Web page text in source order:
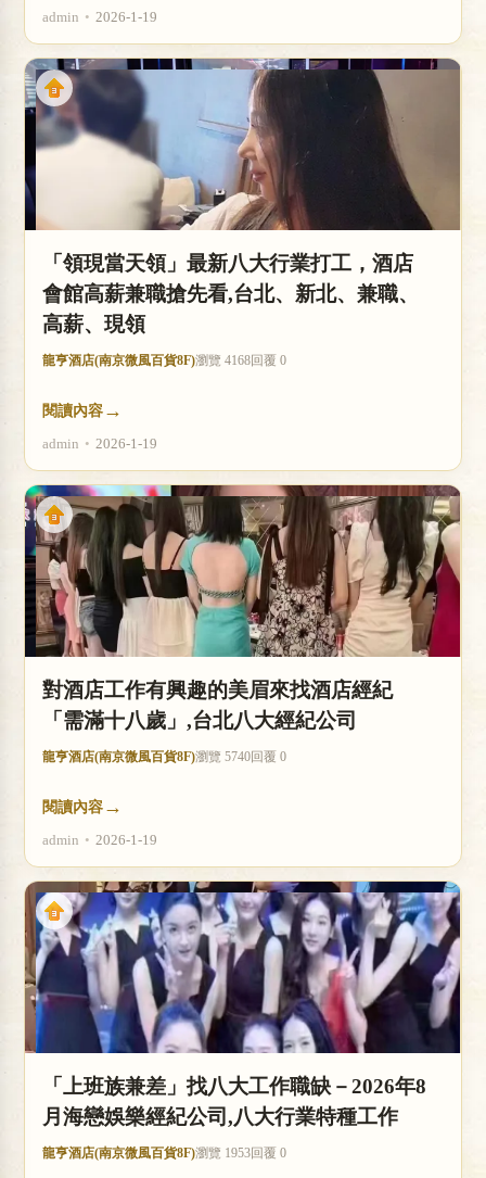
admin • 2026-1-19
「領現當天領」最新八大行業打工，酒店
會館高薪兼職搶先看,台北、新北、兼職、
高薪、現領
龍亨酒店(南京微風百貨8F)瀏覽 4168回覆 0
閱讀內容 →
admin • 2026-1-19
對酒店工作有興趣的美眉來找酒店經紀
「需滿十八歲」,台北八大經紀公司
龍亨酒店(南京微風百貨8F)瀏覽 5740回覆 0
閱讀內容 →
admin • 2026-1-19
「上班族兼差」找八大工作職缺－2026年8
月海戀娛樂經紀公司,八大行業特種工作
龍亨酒店(南京微風百貨8F)瀏覽 1953回覆 0